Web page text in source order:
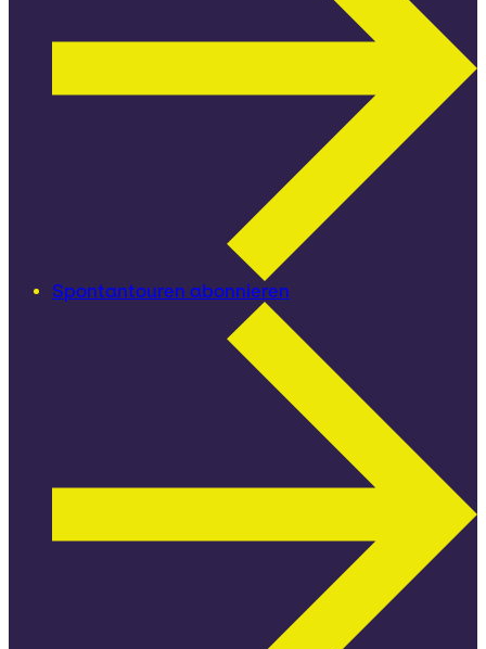
Spontantouren abonnieren